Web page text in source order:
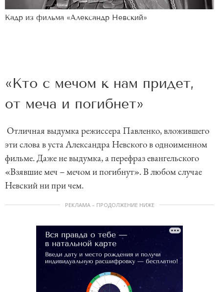
Кадр из фильма «Александр Невский»
«Кто с мечом к нам придет,
от меча и по­гибнет»
Отличная выдумка режиссера Павленко, вложившего
эти слова в уста Александра Невского в одноименном
фильме. Даже не выдумка, а перефраз евангельского
«Взявшие меч – мечом и погибнут». В любом случае
Невский ни при чем.
РЕКЛАМА – ПРОДОЛЖЕНИЕ НИЖЕ